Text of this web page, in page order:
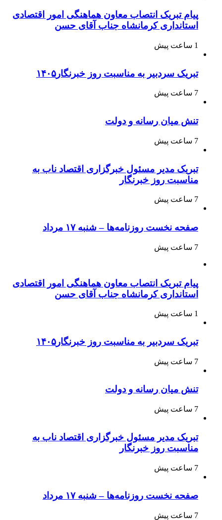
پیام تبریک انتصاب معاون هماهنگی امور اقتصادی
استانداری کرمانشاه جناب آقای حسن
1 ساعت پیش
تبریک سردبیر به مناسبت روز خبرنگار۱۴۰۵
7 ساعت پیش
تنش میان رسانه و دولت
7 ساعت پیش
تبریک مدیر مسئول خبرگزاری اقتصاد ناب به
مناسبت روز خبرنگار
7 ساعت پیش
صفحه نخست روزنامه‌ها – شنبه ۱۷ مرداد
7 ساعت پیش
پیام تبریک انتصاب معاون هماهنگی امور اقتصادی
استانداری کرمانشاه جناب آقای حسن
1 ساعت پیش
تبریک سردبیر به مناسبت روز خبرنگار۱۴۰۵
7 ساعت پیش
تنش میان رسانه و دولت
7 ساعت پیش
تبریک مدیر مسئول خبرگزاری اقتصاد ناب به
مناسبت روز خبرنگار
7 ساعت پیش
صفحه نخست روزنامه‌ها – شنبه ۱۷ مرداد
7 ساعت پیش